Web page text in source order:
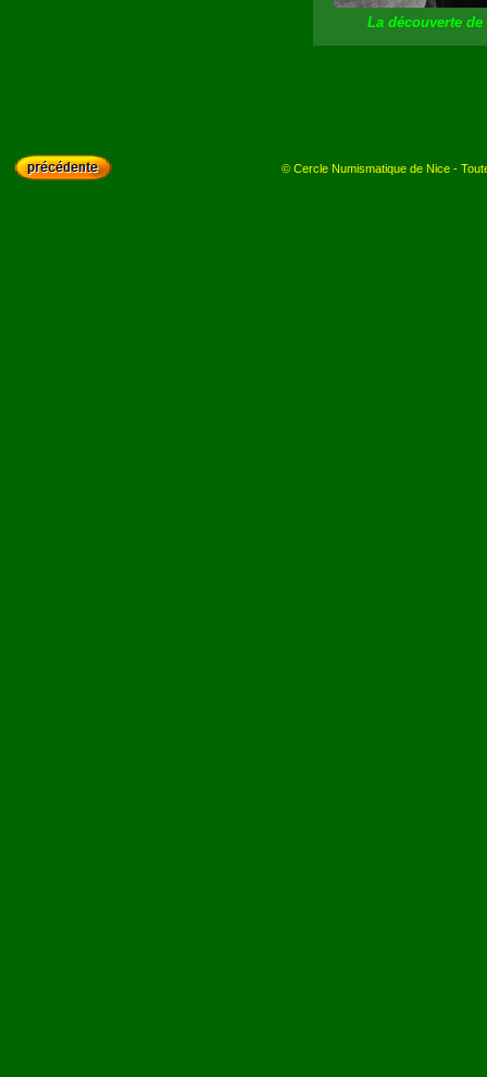
© Cercle Numismatique de Nice -
La découverte